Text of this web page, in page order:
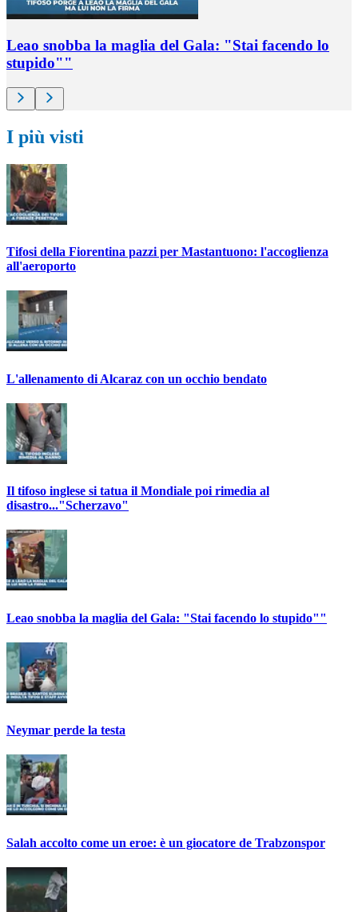
Leao snobba la maglia del Gala: "Stai facendo lo
stupido""
I più visti
Tifosi della Fiorentina pazzi per Mastantuono: l'accoglienza
all'aeroporto
L'allenamento di Alcaraz con un occhio bendato
Il tifoso inglese si tatua il Mondiale poi rimedia al
disastro..."Scherzavo"
Leao snobba la maglia del Gala: "Stai facendo lo stupido""
Neymar perde la testa
Salah accolto come un eroe: è un giocatore de Trabzonspor